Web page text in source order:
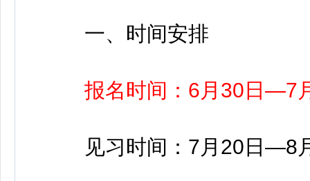
一、时间安排
报名时间：6月30日—7
见习时间：7月20日—8